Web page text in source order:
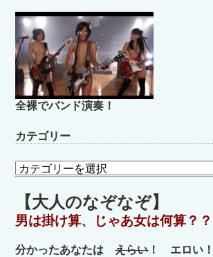
全裸でバンド演奏！
カテゴリー
カ
テ
ゴ
リ
ー
【大人のなぞなぞ】
男は掛け算、じゃあ女は何算？？
分かったあなたはえらい！ エロい！